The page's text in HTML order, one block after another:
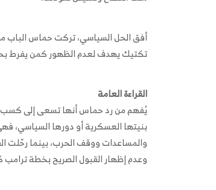
أفق الحل السياسي، تركت حماس الباب
تكتيك يهدف لعدم الظهور كمن يفرط
القراءة العامة
يُفهم من رد حماس أنها تسعى إلى كسب
بنيتها العسكرية أو دورها السياسي،
والمساعدات ووقف الحرب، بينما رحّلت
وعدم إظهار القبول الصريح بخطة ترامب